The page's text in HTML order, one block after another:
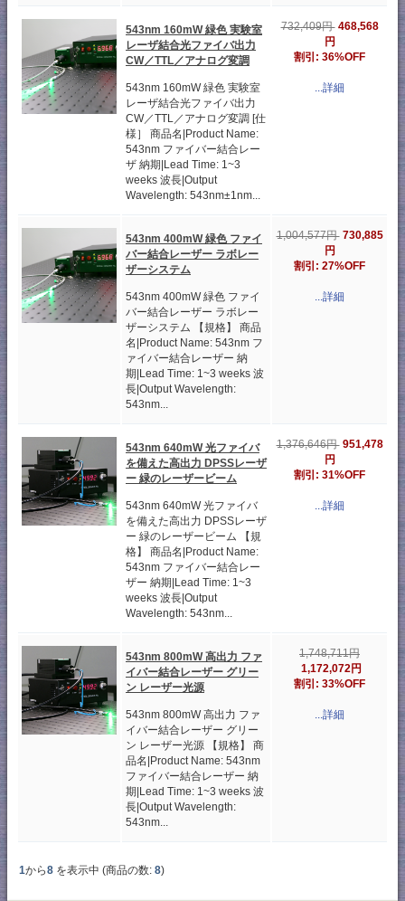
543nm 160mW 緑色 実験室
レーザ結合光ファイバ出力
CW／TTL／アナログ変調
543nm 160mW 緑色 実験室
レーザ結合光ファイバ出力
CW／TTL／アナログ変調 [仕
様］ 商品名|Product Name:
543nm ファイバー結合レー
ザ 納期|Lead Time: 1~3
weeks 波長|Output
Wavelength: 543nm±1nm...
732,409円 468,568
円
割引: 36%OFF
...詳細
543nm 400mW 緑色 ファイ
バー結合レーザー ラボレー
ザーシステム
543nm 400mW 緑色 ファイ
バー結合レーザー ラボレー
ザーシステム 【規格】 商品
名|Product Name: 543nm フ
ァイバー結合レーザー 納
期|Lead Time: 1~3 weeks 波
長|Output Wavelength:
543nm...
1,004,577円 730,885
円
割引: 27%OFF
...詳細
543nm 640mW 光ファイバ
を備えた高出力 DPSSレーザ
ー 緑のレーザービーム
543nm 640mW 光ファイバ
を備えた高出力 DPSSレーザ
ー 緑のレーザービーム 【規
格】 商品名|Product Name:
543nm ファイバー結合レー
ザー 納期|Lead Time: 1~3
weeks 波長|Output
Wavelength: 543nm...
1,376,646円 951,478
円
割引: 31%OFF
...詳細
543nm 800mW 高出力 ファ
イバー結合レーザー グリー
ン レーザー光源
543nm 800mW 高出力 ファ
イバー結合レーザー グリー
ン レーザー光源 【規格】 商
品名|Product Name: 543nm
ファイバー結合レーザー 納
期|Lead Time: 1~3 weeks 波
長|Output Wavelength:
543nm...
1,748,711円
1,172,072円
割引: 33%OFF
...詳細
1から8 を表示中 (商品の数: 8)